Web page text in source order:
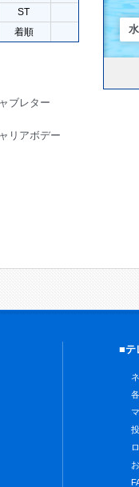
ST
着順
ブレター
リアボデー
■テ